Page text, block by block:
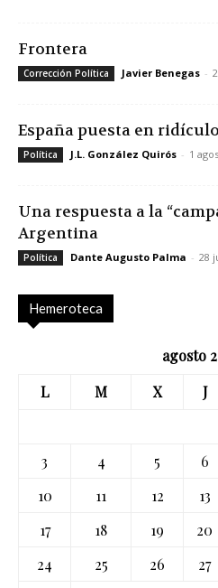
Frontera
Corrección Política Javier Benegas -
España puesta en ridículo
Política J.L. González Quirós - 1
Una respuesta a la
Argentina
Política Dante Augusto Palma - 28
Hemeroteca
agosto
L
M X J
3
4 5 6
10
11 12 13
17
18 19 20
24
25 26 27